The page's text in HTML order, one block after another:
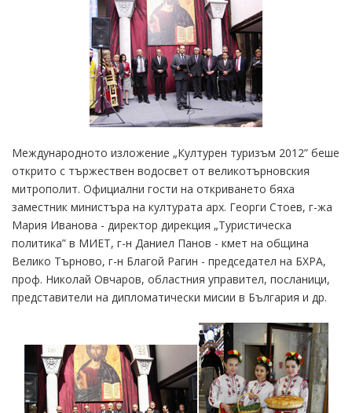
Международното изложение „Културен туризъм 2012” беше
открито с тържествен водосвет от великотърновския
митрополит. Официални гости на откриването бяха
заместник министъра на културата арх. Георги Стоев, г-жа
Мария Иванова - директор дирекция „Туристическа
политика” в МИЕТ, г-н Даниел Панов - кмет на община
Велико Търново, г-н Благой Рагин - председател на БХРА,
проф. Николай Овчаров, областния управител, посланици,
представители на дипломатически мисии в България и др.